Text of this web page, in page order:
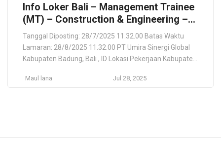
Info Loker Bali – Management Trainee
(MT) – Construction & Engineering –
PT Umira Sinergi Global
Tanggal Diposting: 28/7/2025 11.32.00 Batas Waktu
Lamaran: 28/8/2025 11.32.00 PT Umira Sinergi Global
Kabupaten Badung, Bali , ID Lokasi Pekerjaan Kabupaten
Management Trainee (MT) dirancang untuk
Maul lana Jul 28, 2025